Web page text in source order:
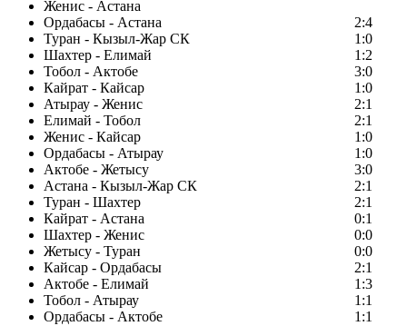
Женис - Астана
Ордабасы - Астана
2:4
Туран - Кызыл-Жар СК
1:0
Шахтер - Елимай
1:2
Тобол - Актобе
3:0
Кайрат - Кайсар
1:0
Атырау - Женис
2:1
Елимай - Тобол
2:1
Женис - Кайсар
1:0
Ордабасы - Атырау
1:0
Актобе - Жетысу
3:0
Астана - Кызыл-Жар СК
2:1
Туран - Шахтер
2:1
Кайрат - Астана
0:1
Шахтер - Женис
0:0
Жетысу - Туран
0:0
Кайсар - Ордабасы
2:1
Актобе - Елимай
1:3
Тобол - Атырау
1:1
Ордабасы - Актобе
1:1